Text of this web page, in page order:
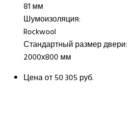
81 мм
Шумоизоляция:
Rockwool
Стандартный размер двери:
2000х800 мм
Цена от50 305 руб.